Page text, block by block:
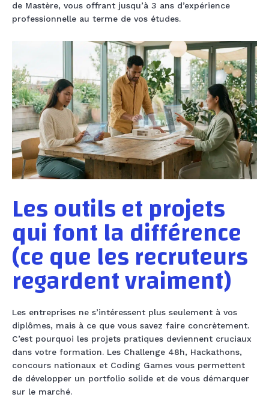
de Mastère, vous offrant jusqu’à 3 ans d’expérience
professionnelle au terme de vos études.
Les outils et projets
qui font la différence
(ce que les recruteurs
regardent vraiment)
Les entreprises ne s’intéressent plus seulement à vos
diplômes, mais à ce que vous savez faire concrètement.
C’est pourquoi les projets pratiques deviennent cruciaux
dans votre formation. Les Challenge 48h, Hackathons,
concours nationaux et Coding Games vous permettent
de développer un portfolio solide et de vous démarquer
sur le marché.